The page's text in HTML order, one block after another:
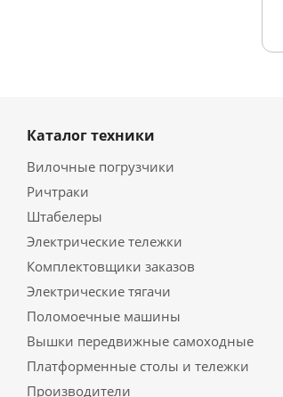
Каталог техники
Вилочные погрузчики
Ричтраки
Штабелеры
Электрические тележки
Комплектовщики заказов
Электрические тягачи
Поломоечные машины
Вышки передвижные самоходные
Платформенные столы и тележки
Производители